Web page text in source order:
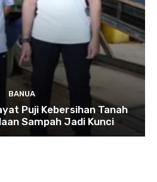
BANUA
Puji Kebersihan Tanah
Sampah Jadi Kunci